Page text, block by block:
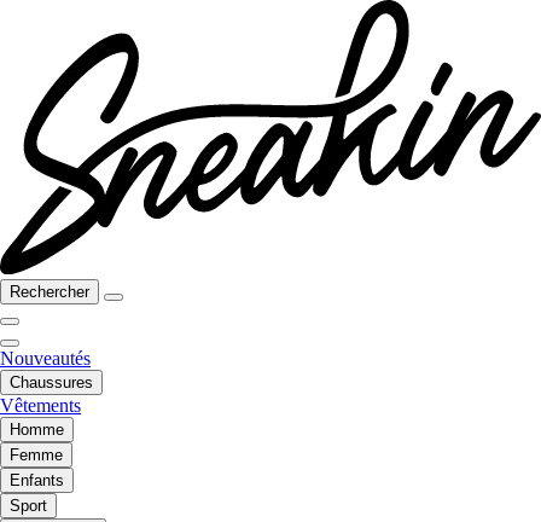
Rechercher
Nouveautés
Chaussures
Vêtements
Homme
Femme
Enfants
Sport